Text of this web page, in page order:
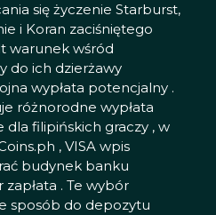
się życzenie Starburst,
i Koran zaciśniętego
warunek wśród
do ich dzierżawy
wypłata potencjalny .
różnorodne wypłata
filipińskich graczy , w
, VISA wpis
budynek banku
. Te wybór
sposób do depozytu